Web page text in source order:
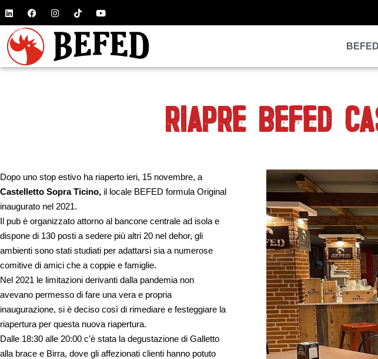
BEFED
RIAPRE BEFED
Dopo uno stop estivo ha riaperto ieri, 15 novembre, a
Castelletto Sopra Ticino, il locale BEFED formula Original
inaugurato nel 2021.
Il pub è organizzato attorno al bancone centrale ad isola e
dispone di 130 posti a sedere più altri 20 nel dehor, gli
ambienti sono stati studiati per adattarsi sia a numerose
comitive di amici che a coppie e famiglie.
Nel 2021 le limitazioni derivanti dalla pandemia non
avevano permesso di fare una vera e propria
inaugurazione, si è deciso così di rimediare e festeggiare la
riapertura per questa nuova riapertura.
Dalle 18:30 alle 20:00 c’è stata la degustazione di Galletto
alla brace e Birra, dove gli affezionati clienti hanno potuto